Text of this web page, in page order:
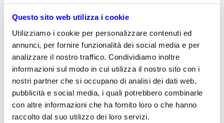
Questo sito web utilizza i cookie
Utilizziamo i cookie per personalizzare contenuti ed
annunci, per fornire funzionalità dei social media e per
analizzare il nostro traffico. Condividiamo inoltre
informazioni sul modo in cui utilizza il nostro sito con i
nostri partner che si occupano di analisi dei dati web,
pubblicità e social media, i quali potrebbero combinarle
con altre informazioni che ha fornito loro o che hanno
raccolto dal suo utilizzo dei loro servizi.
13.00
La partecipazione è gratuita, previa registrazione​
Per ulteriori informazioni contattare la segreteria
organizzativa – email:webinar@ict4executive.it
12 MAGGIO 2015
CONDIVIDI QUESTO ARTICOLO